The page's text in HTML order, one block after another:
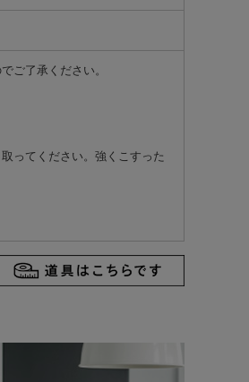
ご了承ください。
ってください。強くこすった